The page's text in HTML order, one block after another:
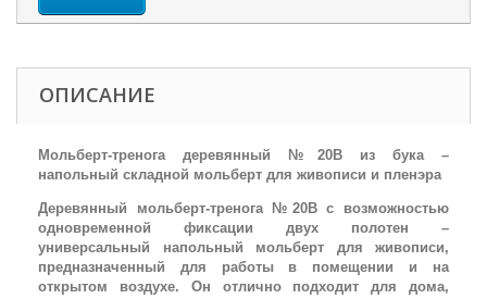
ОПИСАНИЕ
Мольберт-тренога деревянный №20В из бука –
напольный складной мольберт для живописи и пленэра
Деревянный мольберт-тренога №20В с возможностью
одновременной фиксации двух полотен –
универсальный напольный мольберт для живописи,
предназначенный для работы в помещении и на
открытом воздухе. Он отлично подходит для дома,